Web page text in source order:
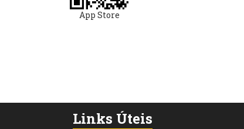
App Store
Links Úteis